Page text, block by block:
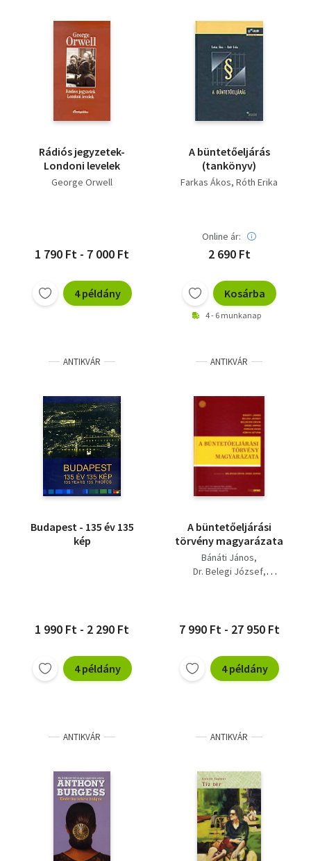
Rádiós jegyzetek-
Londoni levelek
George Orwell
1 790 Ft - 7 000 Ft
4 példány
A büntetőeljárás
(tankönyv)
Farkas Ákos Róth Erika
Online ár:
2 690 Ft
Kosárba
4 - 6 munkanap
ANTIKVÁR
Budapest - 135 év 135
kép
1 990 Ft - 2 290 Ft
4 példány
ANTIKVÁR
A büntetőeljárási
törvény magyarázata
Bánáti János
Dr. Belegi József
7 990 Ft - 27 950 Ft
4 példány
ANTIKVÁR ANTIKVÁR